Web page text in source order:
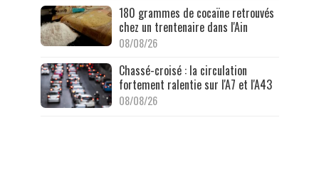
180 grammes de cocaïne retrouvés
chez un trentenaire dans l'Ain
08/08/26
Chassé-croisé : la circulation
fortement ralentie sur l'A7 et l'A43
08/08/26